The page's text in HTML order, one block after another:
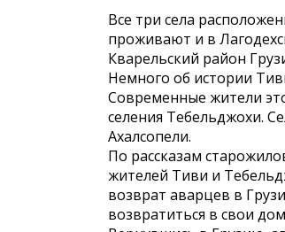
Все три села
проживают и в
Кварельский район
Немного об истории
Современные жители
селения Тебельджохи.
Ахалсопели.
По рассказам
жителей Тиви и
возврат аварцев в
возвратиться в свои